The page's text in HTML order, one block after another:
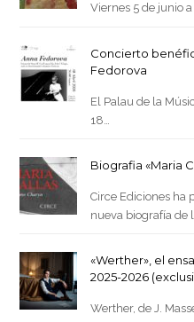
Viernes 5 de junio
Concierto
Fedorova
El Palau de la
18…
Biografia «Maria
Circe Ediciones ha
nueva biografía de
«Werther», el
2025-2026
Werther, de J.